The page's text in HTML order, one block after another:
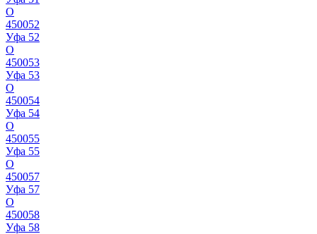
О
450052
Уфа 52
О
450053
Уфа 53
О
450054
Уфа 54
О
450055
Уфа 55
О
450057
Уфа 57
О
450058
Уфа 58